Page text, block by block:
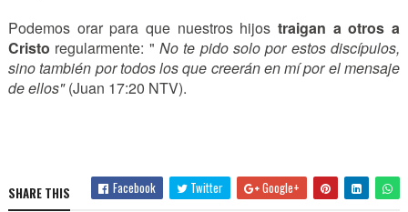
Podemos orar para que nuestros hijostraigan a otros a
Cristo regularmente: " No te pido solo por estos discípulos,
sino también por todos los que creerán en mí por el mensaje
de ellos"(Juan 17:20 NTV).
SHARE THIS Facebook Twitter Google+